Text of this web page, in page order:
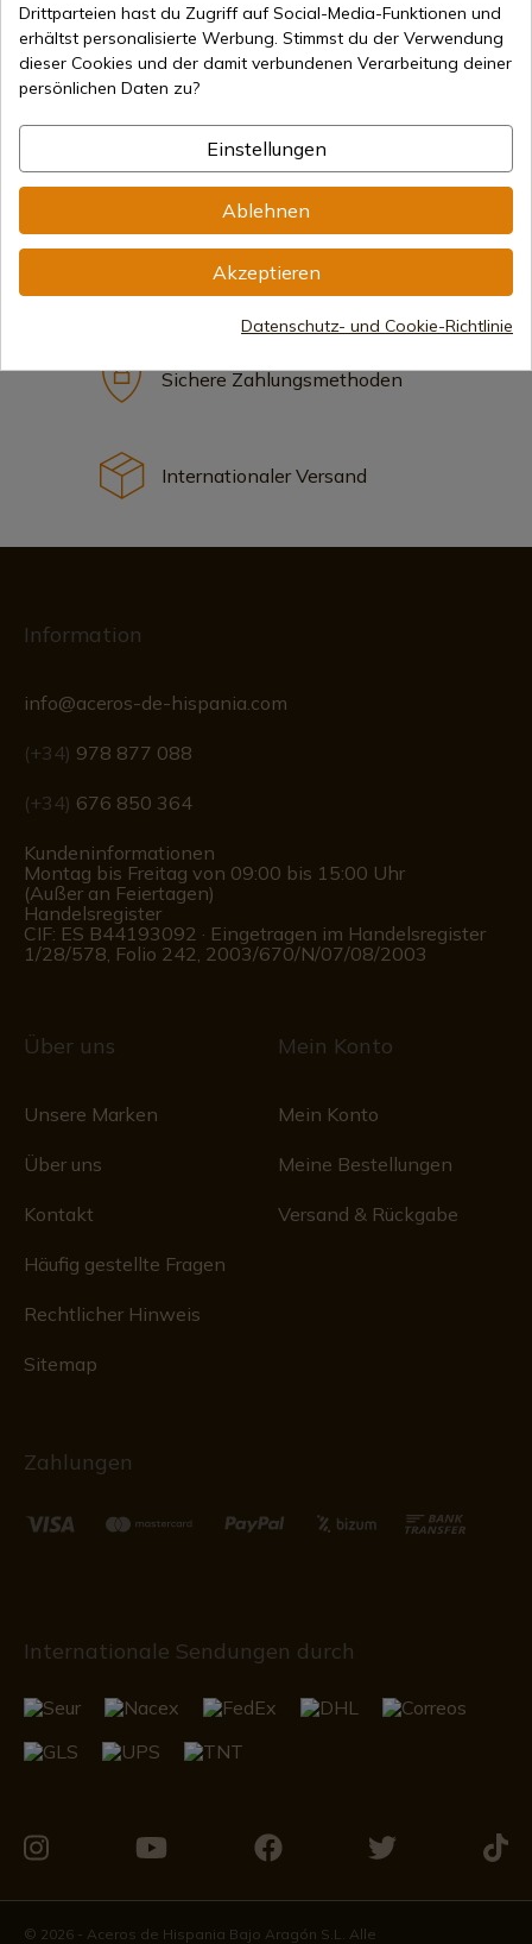
46,83 € In den Warenkorb
Online-Verkauf seit 1998
Sichere Zahlungsmethoden
Internationaler Versand
Information
info@aceros-de-hispania.com
(+34) 978 877 088
(+34) 676 850 364
Kundeninformationen
Montag bis Freitag von 09:00 bis 15:00 Uhr
(Außer an Feiertagen)
Handelsregister
CIF: ES B44193092 · Eingetragen im Handelsregister
1/28/578, Folio 242, 2003/670/N/07/08/2003
Über uns
Unsere Marken
Über uns
Kontakt
Häufig gestellte Fragen
Rechtlicher Hinweis
Sitemap
Mein Konto
Mein Konto
Meine Bestellungen
Versand & Rückgabe
Zahlungen
Internationale Sendungen durch
Sie
uns
Sie
uns
Sie
uns
Sie
uns
Sie
© 2026 - Aceros de Hispania Bajo Aragón S.L. Alle
Drittparteien hast du Zugriff auf Social-Media-Funktionen und
erhältst personalisierte Werbung. Stimmst du der Verwendung
dieser Cookies und der damit verbundenen Verarbeitung deiner
persönlichen Daten zu?
Einstellungen
Ablehnen
Akzeptieren
Datenschutz- und Cookie-Richtlinie